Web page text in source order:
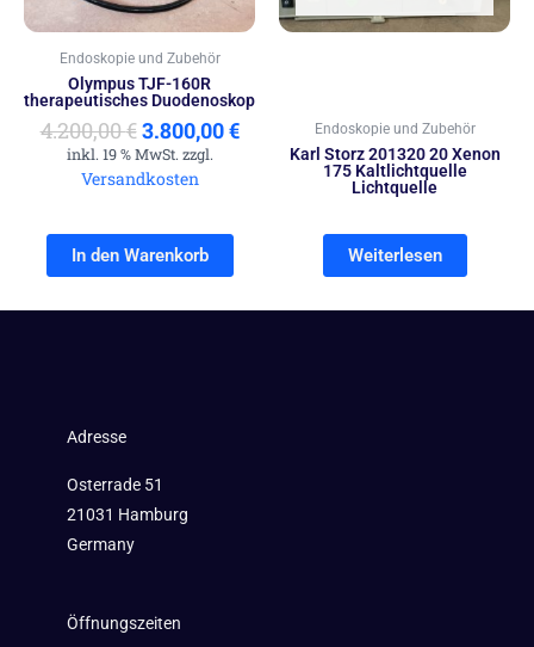
Endoskopie und Zubehör
Olympus TJF-160R
therapeutisches Duodenoskop
4.200,00€3.800,00€
inkl. 19 % MwSt. zzgl.
Versandkosten
In den Warenkorb
Endoskopie und Zubehör
Karl Storz 201320 20 Xenon
175 Kaltlichtquelle
Lichtquelle
Weiterlesen
Adresse
Osterrade 51
21031 Hamburg
Germany
Öffnungszeiten